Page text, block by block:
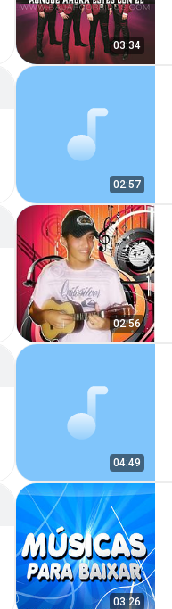
03:34
02:57
02:56
04:49
03:26